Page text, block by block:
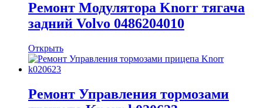
Ремонт Модулятора Knorr тягача
задний Volvo 0486204010
Открыть
Ремонт Управления тормозами